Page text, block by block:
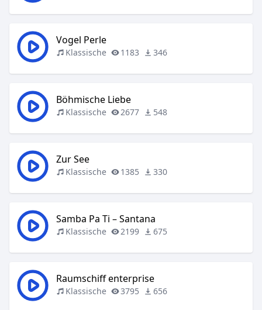
Vogel Perle
Klassische 1183 346
Böhmische Liebe
Klassische 2677 548
Zur See
Klassische 1385 330
Samba Pa Ti – Santana
Klassische 2199 675
Raumschiff enterprise
Klassische 3795 656